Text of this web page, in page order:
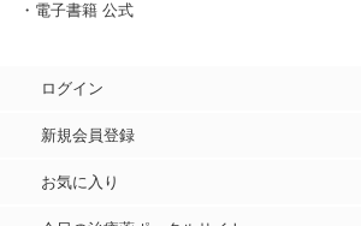
・電子書籍 公式
ログイン
新規会員登録
お気に入り